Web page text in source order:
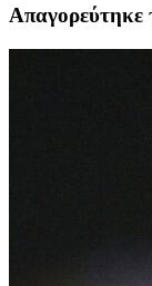
Απαγορεύτηκε